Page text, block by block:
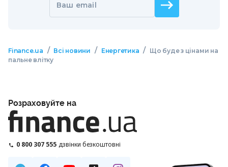
Ваш email
Finance.ua / Всі новини / Енергетика / Що буде з цінами на
пальне влітку
Розраховуйте на
0 800 307 555 дзвінки безкоштовні